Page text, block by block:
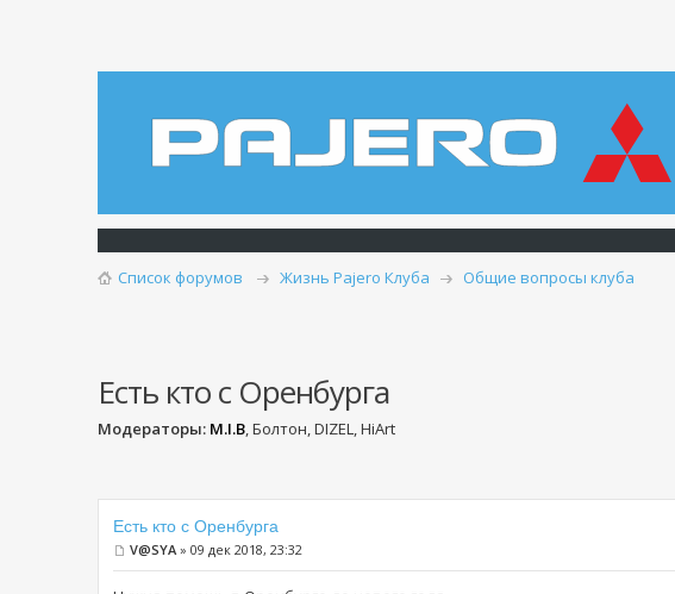
Список форумов Жизнь Pajero Клуба Общие вопросы клуба
Есть кто с Оренбурга
Модераторы: M.I.B, Болтон, DIZEL, HiArt
Есть кто с Оренбурга
V@SYA » 09 дек 2018, 23:32